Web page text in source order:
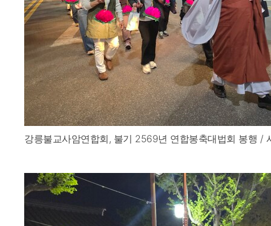
강릉불교사암연합회, 불기 2569년 연합봉축대법회 봉행 /